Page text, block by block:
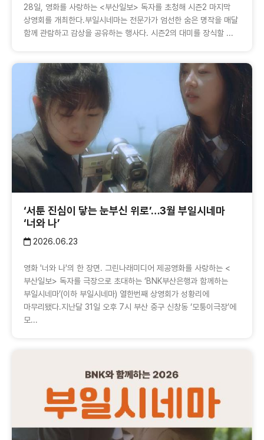
28일, 영화를 사랑하는 <부산일보> 독자를 초청해 시즌2 마지막
상영회를 개최한다.부일시네마는 전문가가 엄선한 숨은 명작을 매달
함께 관람하고 감상을 공유하는 행사다. 시즌2의 대미를 장식할 ...
‘서툰 진심이 닿는 눈부신 위로’…3월 부일시네마
‘너와 나’
2026.06.23
영화 '너와 나'의 한 장면. 그린나래미디어 제공영화를 사랑하는 <
부산일보> 독자를 극장으로 초대하는 ‘BNK부산은행과 함께하는
부일시네마’(이하 부일시네마) 열한번째 상영회가 성황리에
마무리됐다.지난달 31일 오후 7시 부산 중구 신창동 ‘모퉁이극장’에
모...